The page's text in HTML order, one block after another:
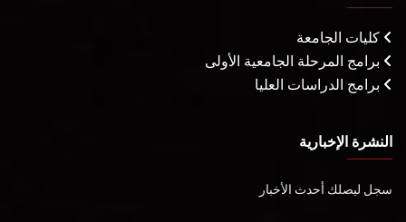
كليات الجامعة
برامج المرحلة الجامعية الأولى
برامج الدراسات العليا
النشرة الإخبارية
سجل ليصلك أحدث الأخبار